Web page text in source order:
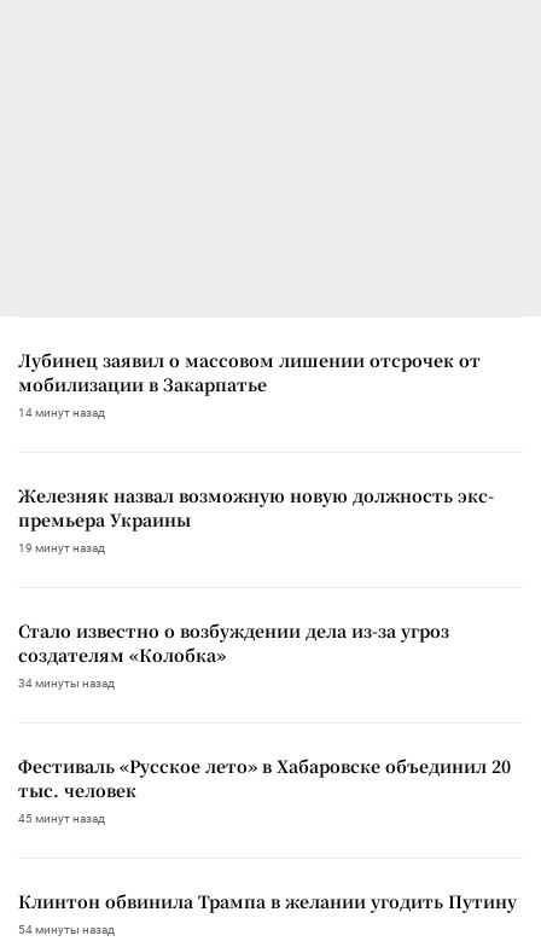
Лубинец заявил о массовом лишении отсрочек от
мобилизации в Закарпатье
14 минут назад
Железняк назвал возможную новую должность экс-
премьера Украины
19 минут назад
Стало известно о возбуждении дела из-за угроз
создателям «Колобка»
34 минуты назад
Фестиваль «Русское лето» в Хабаровске объединил 20
тыс. человек
45 минут назад
Клинтон обвинила Трампа в желании угодить Путину
54 минуты назад